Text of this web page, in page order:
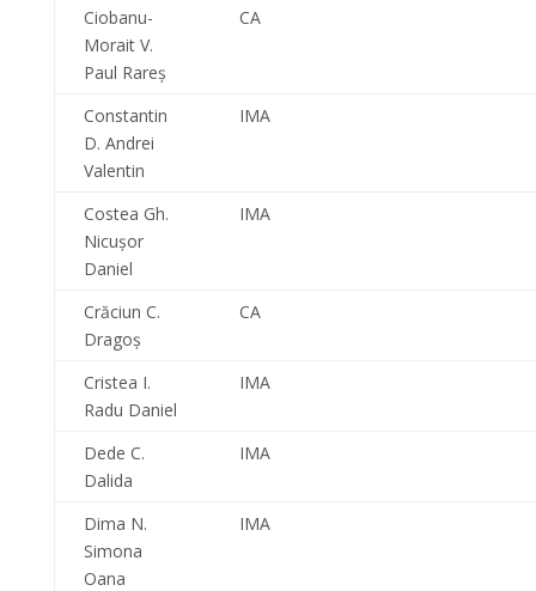
Ciobanu-
Morait V.
Paul Rareş
CA
Constantin
D. Andrei
Valentin
IMA
Costea Gh.
Nicuşor
Daniel
IMA
Crăciun C.
Dragoş
CA
Cristea I.
Radu Daniel
IMA
Dede C.
Dalida
IMA
Dima N.
Simona
Oana
IMA